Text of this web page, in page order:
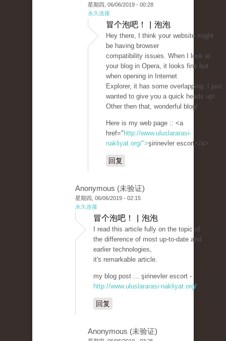
星期四, 06/06/2019 - 00:28
永久连接
冒个泡吧！ | 泡泡
Hey there, I think your website might
be having browser
compatibility issues. When I look at
your blog in Opera, it looks fine but
when opening in Internet
Explorer, it has some overlapping. I just
wanted to give you a quick heads up!
Other then that, wonderful blog!
Here is my web page :: <a
href=" http://www.uluslararasi-
nakliyat.org/">şirinevler escort</a>
回复
Anonymous (未验证)
星期四, 06/06/2019 - 02:15
永久连接
冒个泡吧！ | 泡泡
I read this article fully on the topic of
the difference of most up-to-date and
earlier technologies,
it's remarkable article.
my blog post ... şirinevler escort -
http://www.uluslararasi-nakliyat.org/
回复
Anonymous (未验证)